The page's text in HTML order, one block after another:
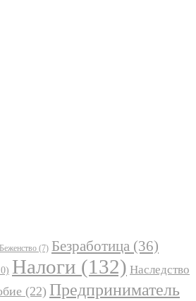
Беженство (7) Безработица (36)
Налоги (132) Наследство
(22) Предприниматель